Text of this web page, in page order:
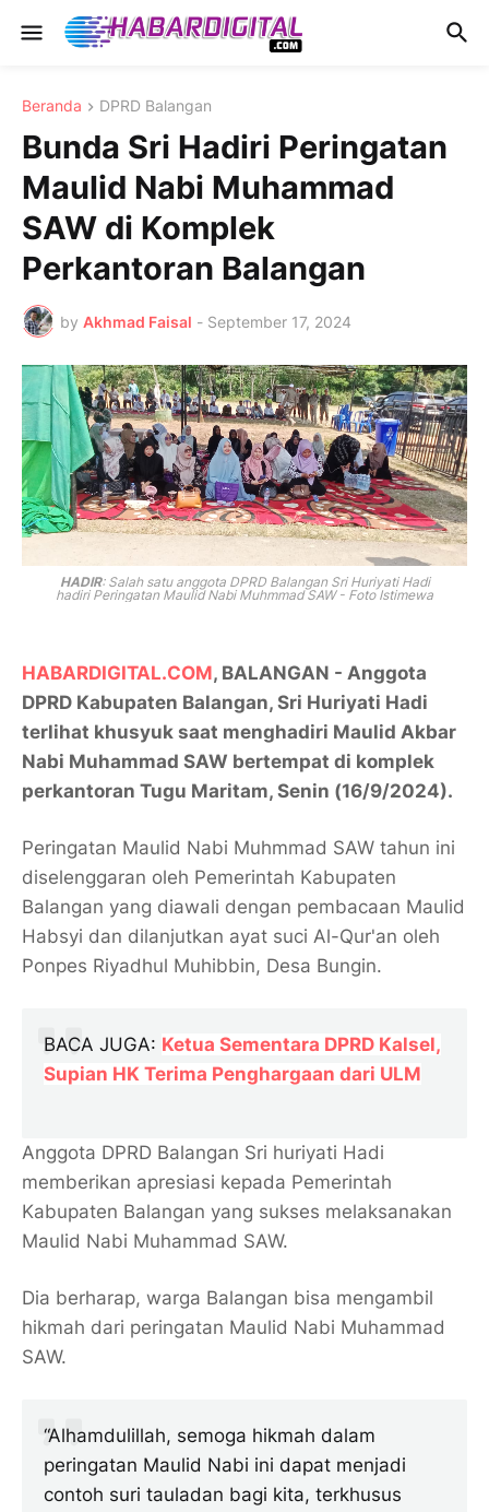
Beranda DPRD Balangan
Bunda Sri Hadiri Peringatan
Maulid Nabi Muhammad
SAW di Komplek
Perkantoran Balangan
by Akhmad Faisal - September 17, 2024
HADIR: Salah satu anggota DPRD Balangan Sri Huriyati Hadi
hadiri Peringatan Maulid Nabi Muhmmad SAW - Foto Istimewa
HABARDIGITAL.COM, BALANGAN - Anggota
DPRD Kabupaten Balangan, Sri Huriyati Hadi
terlihat khusyuk saat menghadiri Maulid Akbar
Nabi Muhammad SAW bertempat di komplek
perkantoran Tugu Maritam, Senin (16/9/2024).
Peringatan Maulid Nabi Muhmmad SAW tahun ini
diselenggaran oleh Pemerintah Kabupaten
Balangan yang diawali dengan pembacaan Maulid
Habsyi dan dilanjutkan ayat suci Al-Qur'an oleh
Ponpes Riyadhul Muhibbin, Desa Bungin.
BACA JUGA: Ketua Sementara DPRD Kalsel,
Supian HK Terima Penghargaan dari ULM
Anggota DPRD Balangan Sri huriyati Hadi
memberikan apresiasi kepada Pemerintah
Kabupaten Balangan yang sukses melaksanakan
Maulid Nabi Muhammad SAW.
Dia berharap, warga Balangan bisa mengambil
hikmah dari peringatan Maulid Nabi Muhammad
SAW.
“Alhamdulillah, semoga hikmah dalam
peringatan Maulid Nabi ini dapat menjadi
contoh suri tauladan bagi kita, terkhusus